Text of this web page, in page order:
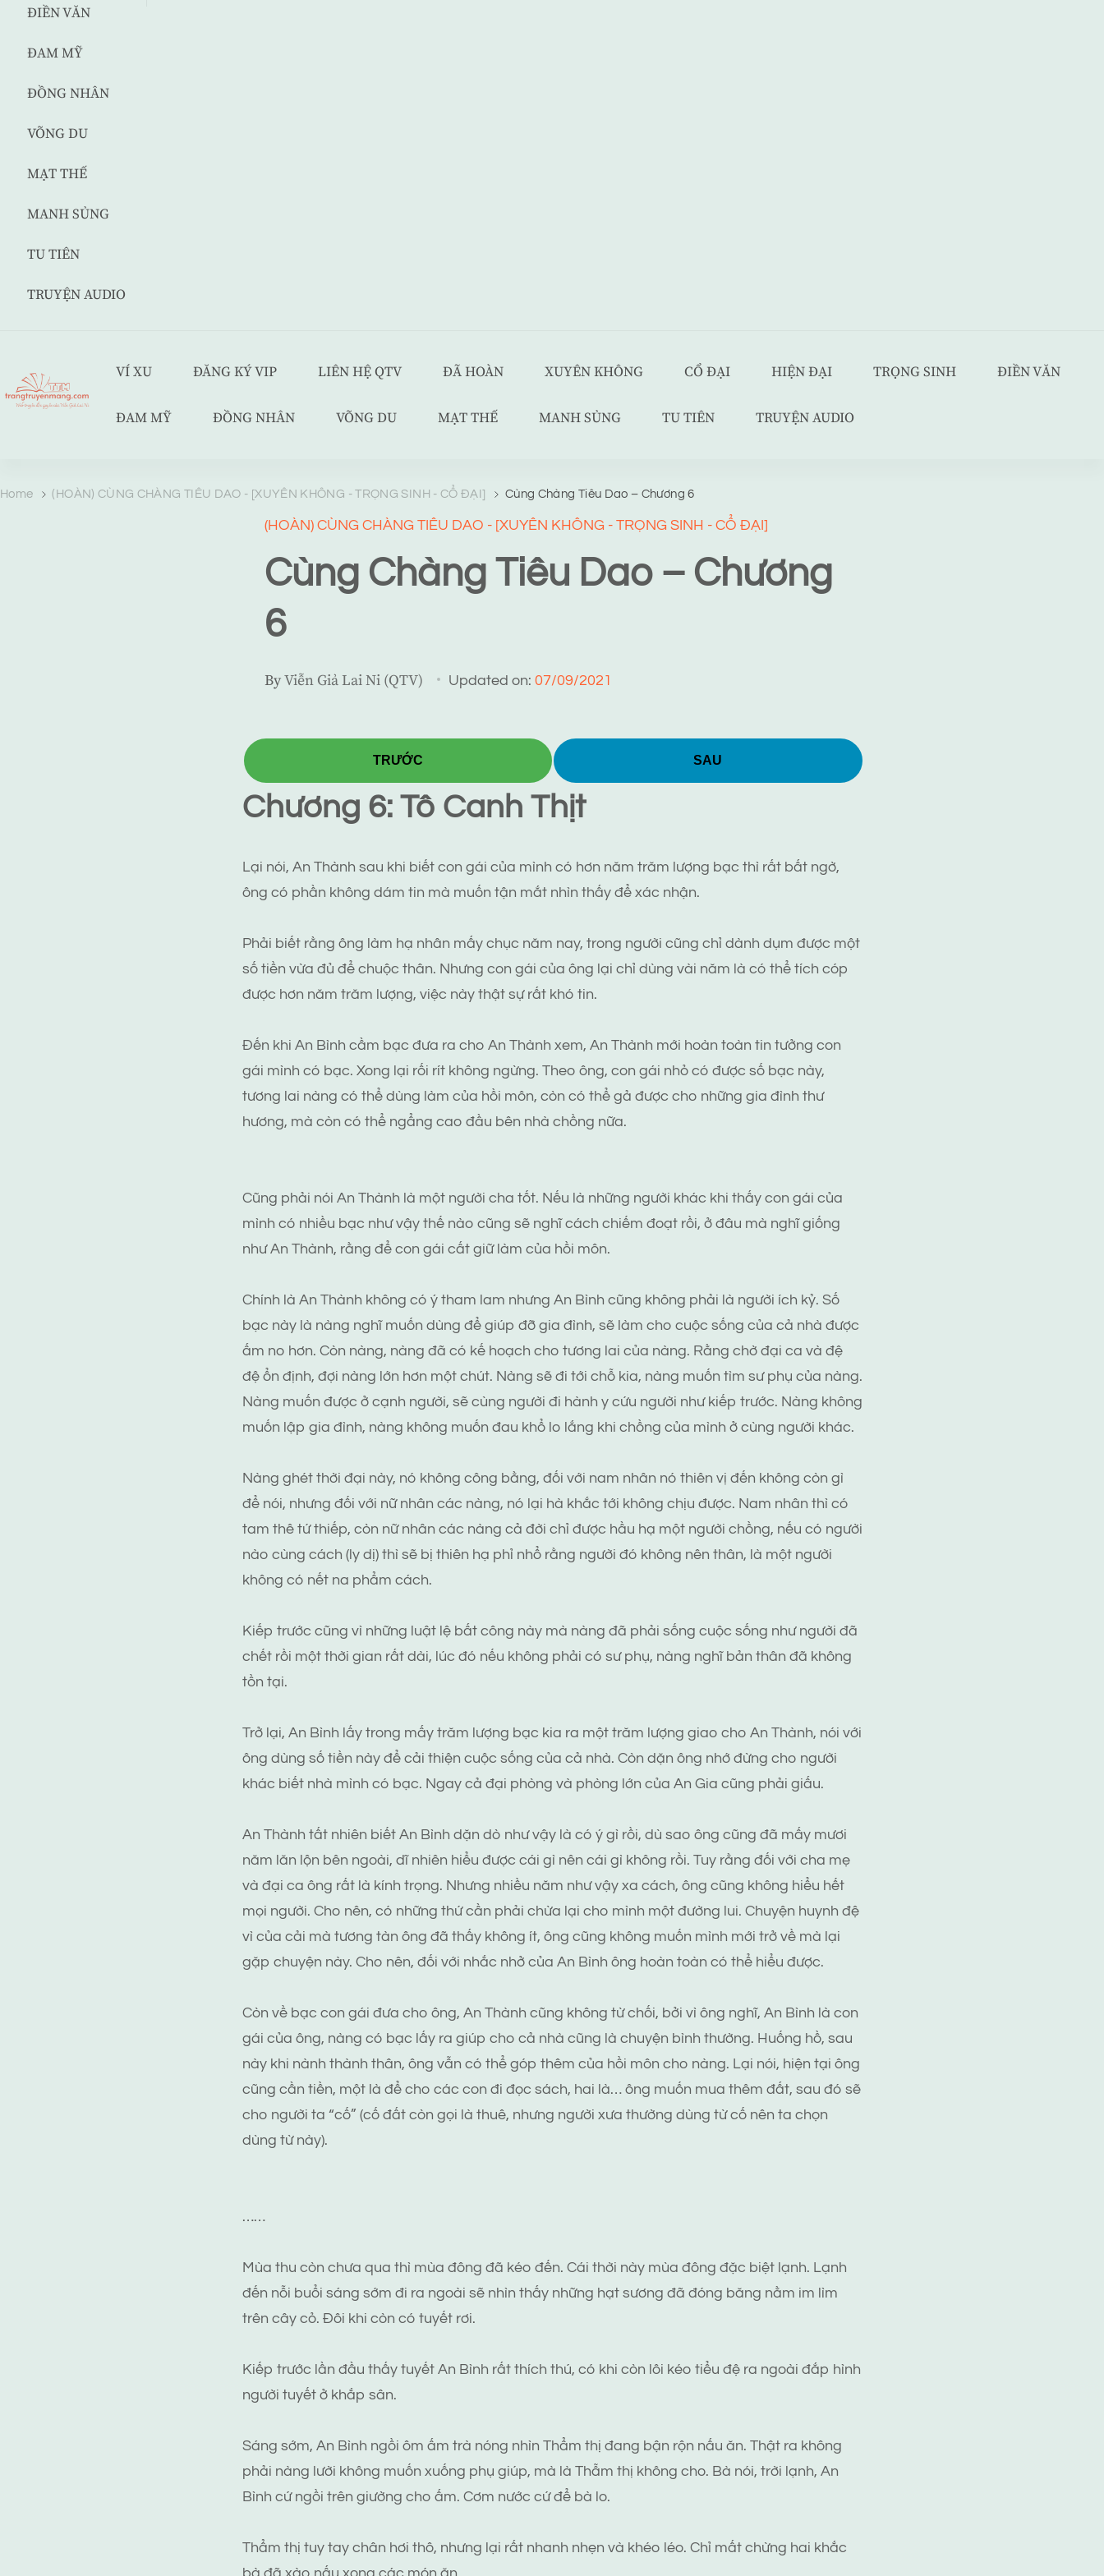
ĐIỀN VĂN
ĐAM MỸ
ĐỒNG NHÂN
VÕNG DU
MẠT THẾ
MANH SỦNG
TU TIÊN
TRUYỆN AUDIO
VÍ XU ĐĂNG KÝ VIP LIÊN HỆ QTV ĐÃ HOÀN XUYÊN KHÔNG CỔ ĐẠI HIỆN ĐẠI TRỌNG SINH ĐIỀN VĂN
ĐAM MỸ ĐỒNG NHÂN VÕNG DU MẠT THẾ MANH SỦNG TU TIÊN TRUYỆN AUDIO
Home (HOÀN) CÙNG CHÀNG TIÊU DAO - [XUYÊN KHÔNG - TRỌNG SINH - CỔ ĐẠI] Cùng Chàng Tiêu Dao – Chương 6
(HOÀN) CÙNG CHÀNG TIÊU DAO - [XUYÊN KHÔNG - TRỌNG SINH - CỔ ĐẠI]
Cùng Chàng Tiêu Dao – Chương
6
ByViễn Giả Lai Ni (QTV) Updated on: 07/09/2021
TRƯỚC SAU
Chương 6: Tô Canh Thịt
Lại nói, An Thành sau khi biết con gái của mình có hơn năm trăm lượng bạc thì rất bất ngờ,
ông có phần không dám tin mà muốn tận mắt nhìn thấy để xác nhận.
Phải biết rằng ông làm hạ nhân mấy chục năm nay, trong người cũng chỉ dành dụm được một
số tiền vừa đủ để chuộc thân. Nhưng con gái của ông lại chỉ dùng vài năm là có thể tích cóp
được hơn năm trăm lượng, việc này thật sự rất khó tin.
Đến khi An Bình cầm bạc đưa ra cho An Thành xem, An Thành mới hoàn toàn tin tưởng con
gái mình có bạc. Xong lại rối rít không ngừng. Theo ông, con gái nhỏ có được số bạc này,
tương lai nàng có thể dùng làm của hồi môn, còn có thể gả được cho những gia đình thư
hương, mà còn có thể ngẩng cao đầu bên nhà chồng nữa.
Cũng phải nói An Thành là một người cha tốt. Nếu là những người khác khi thấy con gái của
mình có nhiều bạc như vậy thế nào cũng sẽ nghĩ cách chiếm đoạt rồi, ở đâu mà nghĩ giống
như An Thành, rằng để con gái cất giữ làm của hồi môn.
Chính là An Thành không có ý tham lam nhưng An Bình cũng không phải là người ích kỷ. Số
bạc này là nàng nghĩ muốn dùng để giúp đỡ gia đình, sẽ làm cho cuộc sống của cả nhà được
ấm no hơn. Còn nàng, nàng đã có kế hoạch cho tương lai của nàng. Rằng chờ đại ca và đệ
đệ ổn định, đợi nàng lớn hơn một chút. Nàng sẽ đi tới chỗ kia, nàng muốn tìm sư phụ của nàng.
Nàng muốn được ở cạnh người, sẽ cùng người đi hành y cứu người như kiếp trước. Nàng không
muốn lập gia đình, nàng không muốn đau khổ lo lắng khi chồng của mình ở cùng người khác.
Nàng ghét thời đại này, nó không công bằng, đối với nam nhân nó thiên vị đến không còn gì
để nói, nhưng đối với nữ nhân các nàng, nó lại hà khắc tới không chịu được. Nam nhân thì có
tam thê tứ thiếp, còn nữ nhân các nàng cả đời chỉ được hầu hạ một người chồng, nếu có người
nào cùng cách (ly dị) thì sẽ bị thiên hạ phỉ nhổ rằng người đó không nên thân, là một người
không có nết na phẩm cách.
Kiếp trước cũng vì những luật lệ bất công này mà nàng đã phải sống cuộc sống như người đã
chết rồi một thời gian rất dài, lúc đó nếu không phải có sư phụ, nàng nghĩ bản thân đã không
tồn tại.
Trở lại, An Bình lấy trong mấy trăm lượng bạc kia ra một trăm lượng giao cho An Thành, nói với
ông dùng số tiền này để cải thiện cuộc sống của cả nhà. Còn dặn ông nhớ đừng cho người
khác biết nhà mình có bạc. Ngay cả đại phòng và phòng lớn của An Gia cũng phải giấu.
An Thành tất nhiên biết An Bình dặn dò như vậy là có ý gì rồi, dù sao ông cũng đã mấy mươi
năm lăn lộn bên ngoài, dĩ nhiên hiểu được cái gì nên cái gì không rồi. Tuy rằng đối với cha mẹ
và đại ca ông rất là kính trọng. Nhưng nhiều năm như vậy xa cách, ông cũng không hiểu hết
mọi người. Cho nên, có những thứ cần phải chừa lại cho mình một đường lui. Chuyện huynh đệ
vì của cải mà tương tàn ông đã thấy không ít, ông cũng không muốn mình mới trở về mà lại
gặp chuyện này. Cho nên, đối với nhắc nhở của An Bình ông hoàn toàn có thể hiểu được.
Còn về bạc con gái đưa cho ông, An Thành cũng không từ chối, bởi vì ông nghĩ, An Bình là con
gái của ông, nàng có bạc lấy ra giúp cho cả nhà cũng là chuyện bình thường. Huống hồ, sau
này khi nành thành thân, ông vẫn có thể góp thêm của hồi môn cho nàng. Lại nói, hiện tại ông
cũng cần tiền, một là để cho các con đi đọc sách, hai là… ông muốn mua thêm đất, sau đó sẽ
cho người ta “cố” (cố đất còn gọi là thuê, nhưng người xưa thường dùng từ cố nên ta chọn
dùng từ này).
……
Mùa thu còn chưa qua thì mùa đông đã kéo đến. Cái thời này mùa đông đặc biệt lạnh. Lạnh
đến nỗi buổi sáng sớm đi ra ngoài sẽ nhìn thấy những hạt sương đã đóng băng nằm im lìm
trên cây cỏ. Đôi khi còn có tuyết rơi.
Kiếp trước lần đầu thấy tuyết An Bình rất thích thú, có khi còn lôi kéo tiểu đệ ra ngoài đắp hình
người tuyết ở khắp sân.
Sáng sớm, An Bình ngồi ôm ấm trà nóng nhìn Thẩm thị đang bận rộn nấu ăn. Thật ra không
phải nàng lười không muốn xuống phụ giúp, mà là Thẫm thị không cho. Bà nói, trời lạnh, An
Bình cứ ngồi trên giường cho ấm. Cơm nước cứ để bà lo.
Thẩm thị tuy tay chân hơi thô, nhưng lại rất nhanh nhẹn và khéo léo. Chỉ mất chừng hai khắc
bà đã xào nấu xong các món ăn.